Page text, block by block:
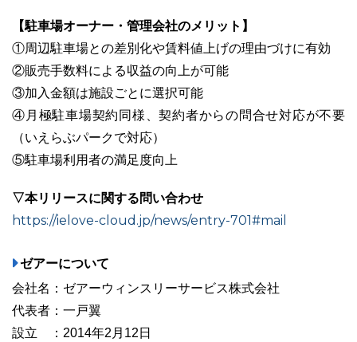
【駐車場オーナー・管理会社のメリット】
①周辺駐車場との差別化や賃料値上げの理由づけに有効
②販売手数料による収益の向上が可能
③加入金額は施設ごとに選択可能
④月極駐車場契約同様、契約者からの問合せ対応が不要
（いえらぶパークで対応）
⑤駐車場利用者の満足度向上
▽本リリースに関する問い合わせ
https://ielove-cloud.jp/news/entry-701#mail
ゼアーについて
会社名：ゼアーウィンスリーサービス株式会社
代表者：一戸翼
設立 ：2014年2月12日